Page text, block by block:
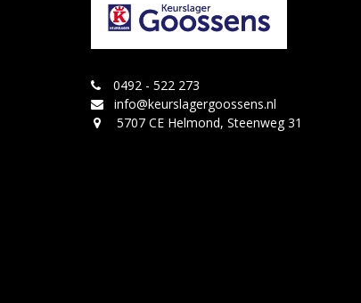
0492 - 522 273
info@keurslagergoossens.nl
5707 CE Helmond, Steenweg 31